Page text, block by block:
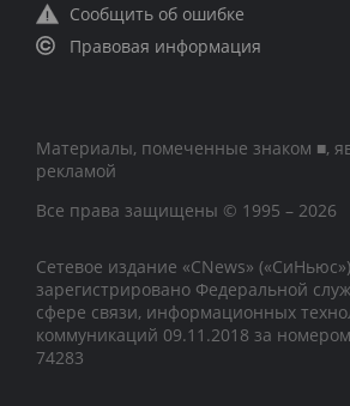
Сообщить об ошибке
Правовая информация
Материалы, помеченные знаком ■,
рекламой
Все права защищены © 1995 – 2026
Сетевое издание «CNews» («СиНьюс»)
зарегистрировано Федеральной
сфере связи, информационных
коммуникаций 09.11.2018 за
74283